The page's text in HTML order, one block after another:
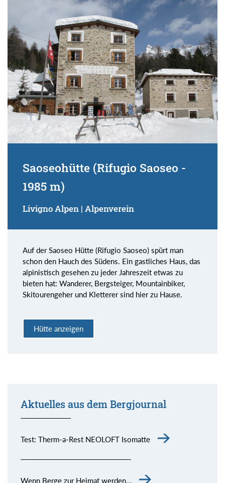
Saoseohütte (Rifugio Saoseo -
1985 m)
Livigno Alpen | Alpenverein
Auf der Saoseo Hütte (Rifugio Saoseo) spürt man
schon den Hauch des Südens. Ein gastliches Haus, das
alpinistisch gesehen zu jeder Jahreszeit etwas zu
bieten hat: Wanderer, Bergsteiger, Mountainbiker,
Skitourengeher und Kletterer sind hier zu Hause.
Hütte anzeigen
Aktuelles aus dem Bergjournal
Test: Therm-a-Rest NEOLOFT Isomatte
Wenn Berge zur Heimat werden…